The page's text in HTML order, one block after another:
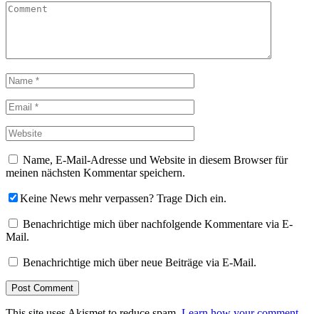
Name, E-Mail-Adresse und Website in diesem Browser für
meinen nächsten Kommentar speichern.
Keine News mehr verpassen? Trage Dich ein.
Benachrichtige mich über nachfolgende Kommentare via E-
Mail.
Benachrichtige mich über neue Beiträge via E-Mail.